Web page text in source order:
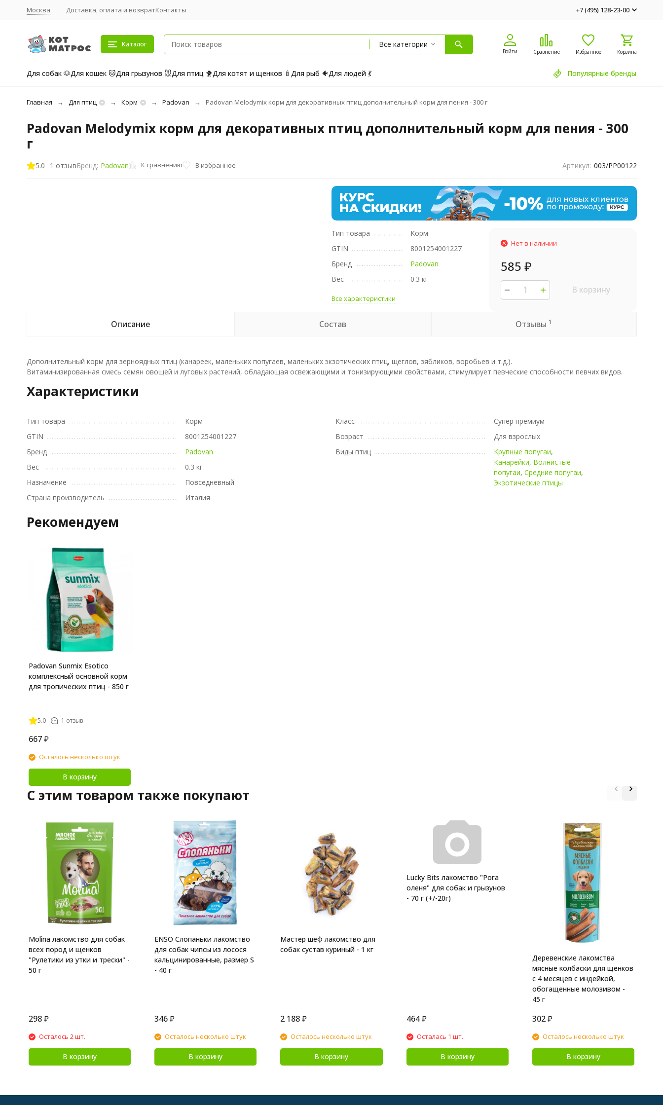
Москва Доставка, оплата и возвратКонтакты +7 (495) 128-23-00
Каталог Все категории
Войти Сравнение Избранное Корзина
Для собак 🐶Для кошек 🐱Для грызунов 🐭Для птиц 🐥Для котят и щенков 🍼 Для рыб 🐠Для людей 💃 Популярные бренды
Главная Для птиц Корм Padovan Padovan Melodymix корм для декоративных птиц дополнительный корм для пения - 300 г
Padovan Melodymix корм для декоративных птиц дополнительный корм для пения - 300
г
5.0 1 отзывБренд: Padovan К сравнению В избранное Артикул: 003/PP00122
Тип товара
Корм
GTIN
8001254001227
Бренд
Padovan
Вес
0.3 кг
Все характеристики
Нет в наличии
585 ₽
В корзину
Описание Состав Отзывы 1
Дополнительный корм для зерноядных птиц (канареек, маленьких попугаев, маленьких экзотических птиц, щеглов, зябликов, воробьев и т.д.).
Витаминизированная смесь семян овощей и луговых растений, обладающая освежающими и тонизирующими свойствами, стимулирует певческие способности певчих видов.
Характеристики
Тип товара
Корм
GTIN
8001254001227
Бренд
Padovan
Вес
0.3 кг
Назначение
Повседневный
Страна производитель
Италия
Класс
Супер премиум
Возраст
Для взрослых
Виды птиц
Крупные попугаи,
Канарейки, Волнистые
попугаи,Средние попугаи,
Экзотические птицы
Рекомендуем
Padovan Sunmix Esotico
комплексный основной корм
для тропических птиц - 850 г
5.0 1 отзыв
667 ₽
Осталось несколько штук
В корзину
C этим товаром также покупают
Molina лакомство для собак
всех пород и щенков
"Рулетики из утки и трески" -
50 г
298 ₽
Осталось 2 шт.
В корзину
ENSO Слопаньки лакомство
для собак чипсы из лосося
кальцинированные, размер S
- 40 г
346₽
Осталось несколько штук
В корзину
Мастер шеф лакомство для
собак сустав куриный - 1 кг
2 188₽
Осталось несколько штук
В корзину
Lucky Bits лакомство "Рога
оленя" для собак и грызунов
- 70 г (+/-20г)
464₽
Осталась 1 шт.
В корзину
Деревенские лакомства
мясные колбаски для щенков
с 4 месяцев с индейкой,
обогащенные молозивом -
45 г
302₽
Осталось несколько штук
В корзину